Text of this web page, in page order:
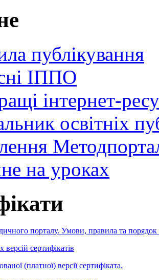
публікування
ІППО
інтернет-
освітніх
на уроках
порталу. Умови, правила та порядок
сертифікатів
(платної) версії сертифіката.